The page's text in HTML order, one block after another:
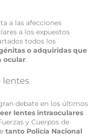
a las afecciones
a los expuestos
todos los
o adquiridas que
ocular.
lentes
debate en los últimos
lentes intraoculares
y Cuerpos de
tanto Policía Nacional